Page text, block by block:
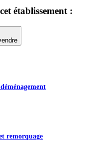
établissement :
remorquage